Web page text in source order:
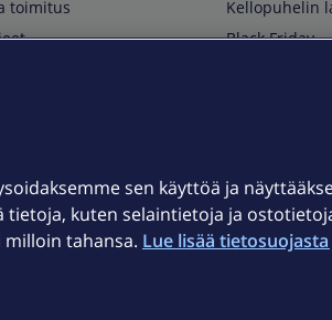
toimitus
sovellus
Kellopuhelin
Black Friday
sen käyttöä ja
tietoja, kuten selaintietoja ja
tahansa. Lue lisää tietosuojasta